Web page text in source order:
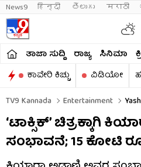
News9 हिन्दी తెలుగు मराठी
ತಾಜಾ ಸುದ್ದಿ ರಾಜ್ಯ ಸಿನಿಮಾ
ಕಾವೇರಿ ಕಿಚ್ಚು
ವಿಡಿಯೋ
TV9 Kannada
Entertainment
‘ಟಾಕ್ಸಿಕ್’ ಚಿತ್ರಕ್ಕಾಗಿ
ಸಂಭಾವನೆ; 15 ಕೋಟಿ